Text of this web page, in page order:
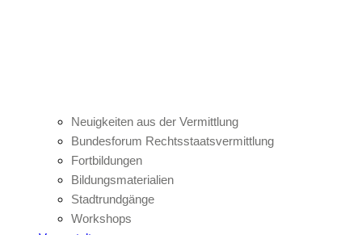
Neuigkeiten aus der Vermittlung
Bundesforum Rechtsstaatsvermittlung
Fortbildungen
Bildungsmaterialien
Stadtrundgänge
Workshops